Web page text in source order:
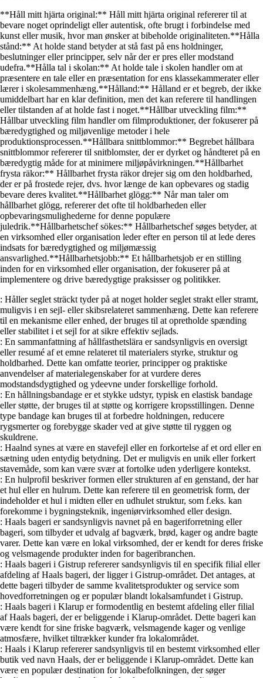
**Håll mitt hjärta original:** Håll mitt hjärta original refererer til at
bevare noget oprindeligt eller autentisk, ofte brugt i forbindelse med
kunst eller musik, hvor man ønsker at bibeholde originaliteten.**Hålla
stånd:** At holde stand betyder at stå fast på ens holdninger,
beslutninger eller principper, selv når der er pres eller modstand
udefra.**Hålla tal i skolan:** At holde tale i skolen handler om at
præsentere en tale eller en præsentation for ens klassekammerater eller
lærer i skolesammenhæng.**Hålland:** Hålland er et begreb, der ikke
umiddelbart har en klar definition, men det kan referere til handlingen
eller tilstanden af at holde fast i noget.**Hållbar utveckling film:**
Hållbar utveckling film handler om filmproduktioner, der fokuserer på
bæredygtighed og miljøvenlige metoder i hele
produktionsprocessen.**Hållbara snittblommor:** Begrebet hållbara
snittblommor refererer til snitblomster, der er dyrket og håndteret på en
bæredygtig måde for at minimere miljøpåvirkningen.**Hållbarhet
frysta räkor:** Hållbarhet frysta räkor drejer sig om den holdbarhed,
der er på frostede rejer, dvs. hvor længe de kan opbevares og stadig
bevare deres kvalitet.**Hållbarhet glögg:** Når man taler om
hållbarhet glögg, refererer det ofte til holdbarheden eller
opbevaringsmulighederne for denne populære
juledrik.**Hållbarhetschef sökes:** Hållbarhetschef søges betyder, at
en virksomhed eller organisation leder efter en person til at lede deres
indsats for bæredygtighed og miljømæssig
ansvarlighed.**Hållbarhetsjobb:** Et hållbarhetsjob er en stilling
inden for en virksomhed eller organisation, der fokuserer på at
implementere og drive bæredygtige praksisser og politikker.
: Håller seglet sträckt tyder på at noget holder seglet strakt eller stramt,
muligvis i en sejl- eller skibsrelateret sammenhæng. Dette kan referere
til en mekanisme eller enhed, der bruges til at opretholde spænding
eller stabilitet i et sejl for at sikre effektiv sejlads.
: En sammanfattning af hållfasthetslära er sandsynligvis en oversigt
eller resumé af et emne relateret til materialers styrke, struktur og
holdbarhed. Dette kan omfatte teorier, principper og praktiske
anvendelser af materialegenskaber for at vurdere deres
modstandsdygtighed og ydeevne under forskellige forhold.
: En hållningsbandage er et stykke udstyr, typisk en elastisk bandage
eller støtte, der bruges til at støtte og korrigere kropsstillingen. Denne
type bandage kan bruges til at forbedre holdningen, reducere
rygsmerter og forebygge skader ved at give støtte til ryggen og
skuldrene.
: Haalnd synes at være en stavefejl eller en forkortelse af et ord eller en
sætning uden entydig betydning. Det er muligvis en unik eller forkert
stavemåde, som kan være svær at fortolke uden yderligere kontekst.
: En hulprofil beskriver formen eller strukturen af en genstand, der har
et hul eller en hulrum. Dette kan referere til en geometrisk form, der
indeholder et hul i midten eller en udhulet struktur, som f.eks. kan
forekomme i bygningsteknik, ingeniørvirksomhed eller design.
: Haals bageri er sandsynligvis navnet på en bageriforretning eller
bageri, som tilbyder et udvalg af bagværk, brød, kager og andre bagte
varer. Dette kan være en lokal virksomhed, der er kendt for deres friske
og velsmagende produkter inden for bageribranchen.
: Haals bageri i Gistrup refererer sandsynligvis til en specifik filial eller
afdeling af Haals bageri, der ligger i Gistrup-området. Det antages, at
dette bageri tilbyder de samme kvalitetsprodukter og service som
hovedforretningen og er populær blandt lokalsamfundet i Gistrup.
: Haals bageri i Klarup er formodentlig en bestemt afdeling eller filial
af Haals bageri, der er beliggende i Klarup-området. Dette bageri kan
være kendt for sine friske bagværk, velsmagende kager og venlige
atmosfære, hvilket tiltrækker kunder fra lokalområdet.
: Haals i Klarup refererer sandsynligvis til en bestemt virksomhed eller
butik ved navn Haals, der er beliggende i Klarup-området. Dette kan
være en populær destination for lokalbefolkningen, der søger